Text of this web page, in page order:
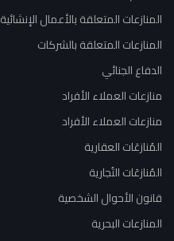
المنازعات المتعلقة بالأعمال الإنشائية
المنازعات المتعلقة بالشركات
الدفاع الجنائي
منازعات العملاء الأفراد
منازعات العملاء الأفراد
المُنازعَات العقارية
المُنازعَات التُجارية
قانون الأحوال الشخصية
المنازعات البحرية